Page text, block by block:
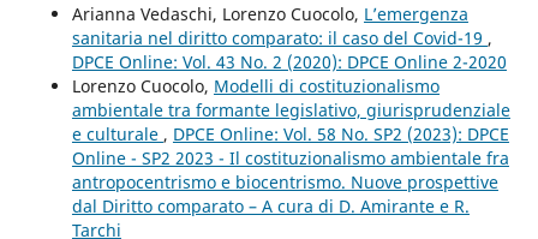
Arianna Vedaschi, Lorenzo Cuocolo, L’emergenza
sanitaria nel diritto comparato: il caso del Covid-19 ,
DPCE Online: Vol. 43 No. 2 (2020): DPCE Online 2-2020
Lorenzo Cuocolo, Modelli di costituzionalismo
ambientale tra formante legislativo, giurisprudenziale
e culturale , DPCE Online: Vol. 58 No. SP2 (2023): DPCE
Online - SP2 2023 - Il costituzionalismo ambientale fra
antropocentrismo e biocentrismo. Nuove prospettive
dal Diritto comparato – A cura di D. Amirante e R.
Tarchi